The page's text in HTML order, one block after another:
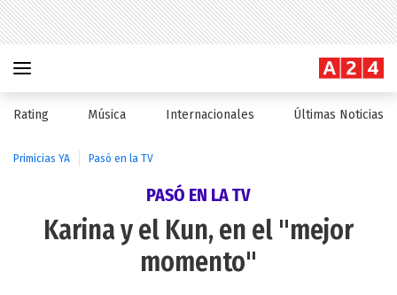
Rating Música Internacionales Últimas Noticias
Primicias YA Pasó en la TV
PASÓ EN LA TV
Karina y el Kun, en el "mejor
momento"